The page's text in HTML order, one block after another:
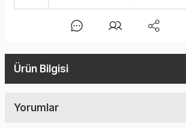
Ürün Bilgisi
Yorumlar